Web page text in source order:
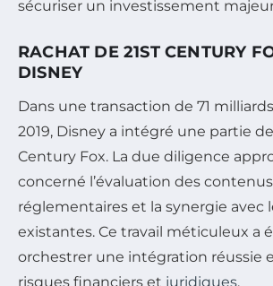
sécuriser un investissement
RACHAT DE 21ST CENTURY
DISNEY
Dans une transaction de 71
2019, Disney a intégré une partie
Century Fox. La due diligence
concerné l’évaluation des
réglementaires et la synergie avec
existantes. Ce travail méticuleux a
orchestrer une intégration réussie
risques financiers et juridiques.